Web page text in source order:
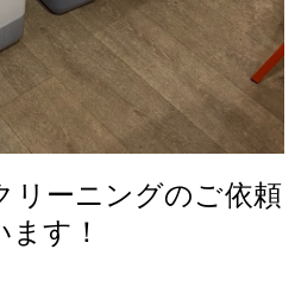
リーニングのご依頼
す！